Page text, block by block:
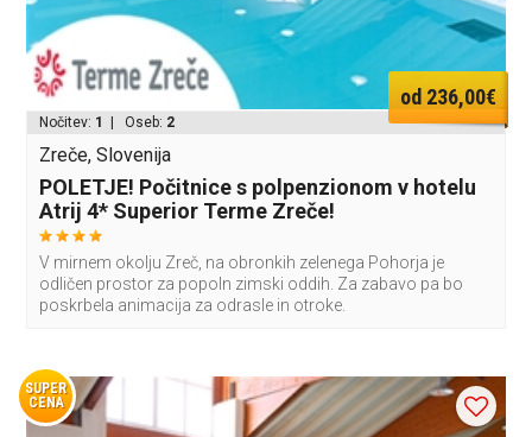
od 236,00€
Nočitev: 1 | Oseb: 2
Zreče, Slovenija
POLETJE! Počitnice s polpenzionom v hotelu
Atrij 4* Superior Terme Zreče!
V mirnem okolju Zreč, na obronkih zelenega Pohorja je
odličen prostor za popoln zimski oddih. Za zabavo pa bo
poskrbela animacija za odrasle in otroke.
SUPER
CENA